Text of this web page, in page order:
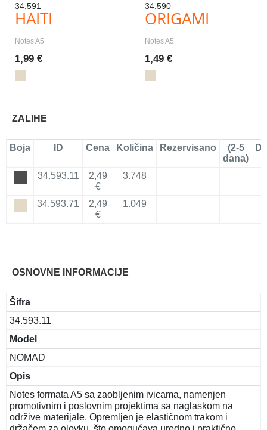
34.591
HAITI
Notes A5
1,99 €
34.590
ORIGAMI
Notes A5
1,49 €
ZALIHE
Boja ID Cena Količina Rezervisano
(2-5
dana)
34.593.11
2,49
€
3.748
34.593.71
2,49
€
1.049
OSNOVNE INFORMACIJE
Šifra
34.593.11
Model
NOMAD
Opis
Notes formata A5 sa zaobljenim ivicama, namenjen
promotivnim i poslovnim projektima sa naglaskom na
održive materijale. Opremljen je elastičnom trakom i